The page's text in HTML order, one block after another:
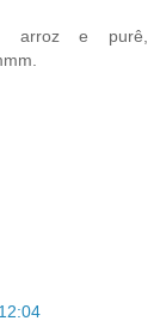
arroz e purê,